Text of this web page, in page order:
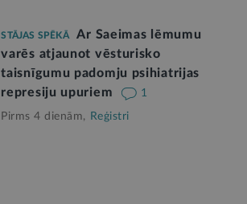
STĀJAS SPĒKĀ
Ar Saeimas lēmumu
varēs atjaunot vēsturisko
taisnīgumu padomju psihiatrijas
represiju upuriem
1
Pirms 4 dienām, Reģistri